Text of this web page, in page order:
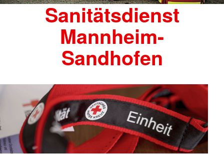
Sanitätsdienst
Mannheim-
Sandhofen